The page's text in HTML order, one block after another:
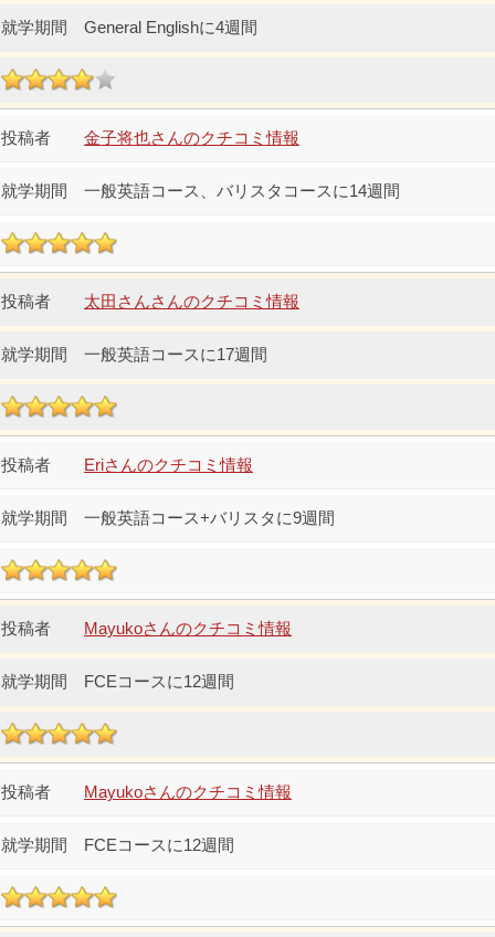
General Englishに4週間
金子将也さんのクチコミ情報
一般英語コース、バリスタコースに14週間
太田さんさんのクチコミ情報
一般英語コースに17週間
Eriさんのクチコミ情報
一般英語コース+バリスタに9週間
Mayukoさんのクチコミ情報
FCEコースに12週間
Mayukoさんのクチコミ情報
FCEコースに12週間